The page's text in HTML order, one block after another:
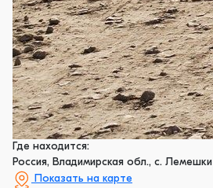
Где находится:
Россия, Владимирская обл., с. Лемешки
Показать на карте